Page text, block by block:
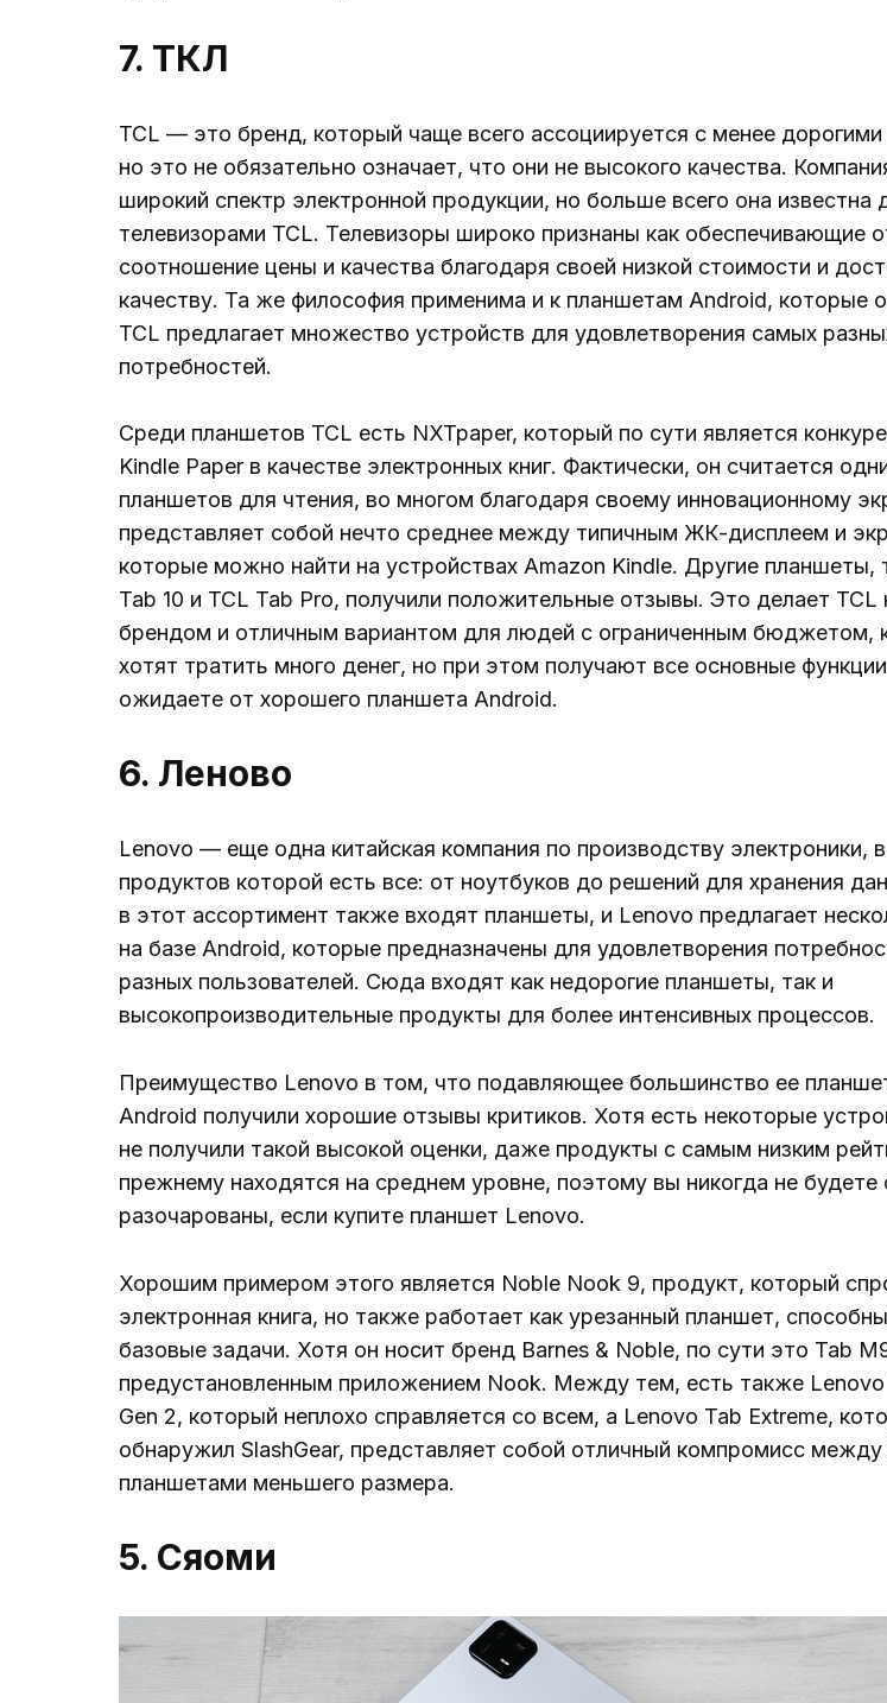
7. ТКЛ
TCL — это бренд, который чаще всего ассоциируется с менее
но это не обязательно означает, что они не высокого качества.
широкий спектр электронной продукции, но больше всего она
телевизорами TCL. Телевизоры широко признаны как обеспечивающие
соотношение цены и качества благодаря своей низкой стоимости и
качеству. Та же философия применима и к планшетам Android, которые
TCL предлагает множество устройств для удовлетворения самых
потребностей.
Среди планшетов TCL есть NXTpaper, который по сути является
Kindle Paper в качестве электронных книг. Фактически, он считается
планшетов для чтения, во многом благодаря своему инновационному
представляет собой нечто среднее между типичным ЖК-дисплеем и
которые можно найти на устройствах Amazon Kindle. Другие планшеты,
Tab 10 и TCL Tab Pro, получили положительные отзывы. Это делает
брендом и отличным вариантом для людей с ограниченным бюджетом,
хотят тратить много денег, но при этом получают все основные
ожидаете от хорошего планшета Android.
6. Леново
Lenovo — еще одна китайская компания по производству электроники,
продуктов которой есть все: от ноутбуков до решений для хранения
в этот ассортимент также входят планшеты, и Lenovo предлагает
на базе Android, которые предназначены для удовлетворения
разных пользователей. Сюда входят как недорогие планшеты, так и
высокопроизводительные продукты для более интенсивных процессов.
Преимущество Lenovo в том, что подавляющее большинство ее
Android получили хорошие отзывы критиков. Хотя есть некоторые
не получили такой высокой оценки, даже продукты с самым низким
прежнему находятся на среднем уровне, поэтому вы никогда не будете
разочарованы, если купите планшет Lenovo.
Хорошим примером этого является Noble Nook 9, продукт, который
электронная книга, но также работает как урезанный планшет,
базовые задачи. Хотя он носит бренд Barnes & Noble, по сути это Tab
предустановленным приложением Nook. Между тем, есть также Lenovo
Gen 2, который неплохо справляется со всем, а Lenovo Tab Extreme,
обнаружил SlashGear, представляет собой отличный компромисс между
планшетами меньшего размера.
5. Сяоми